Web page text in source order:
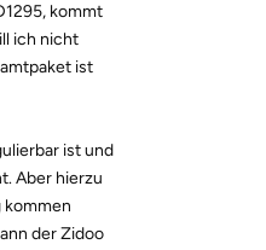
kommt
ich nicht
ist
ist und
Aber hierzu
kommen
der Zidoo